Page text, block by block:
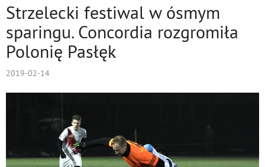
Strzelecki festiwal w ósmym
sparingu. Concordia rozgromiła
Polonię Pasłęk
2019-02-14